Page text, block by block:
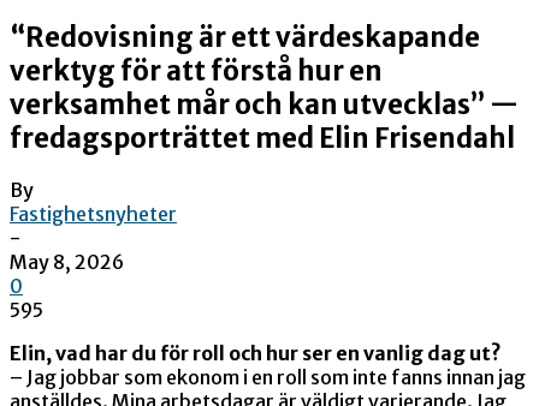
“Redovisning är ett värdeskapande
verktyg för att förstå hur en
verksamhet mår och kan utvecklas” —
fredagsporträttet med Elin Frisendahl
By
Fastighetsnyheter
-
May 8, 2026
0
595
Elin, vad har du för roll och hur ser en vanlig dag ut?
– Jag jobbar som ekonom i en roll som inte fanns innan jag
anställdes. Mina arbetsdagar är väldigt varierande. Jag